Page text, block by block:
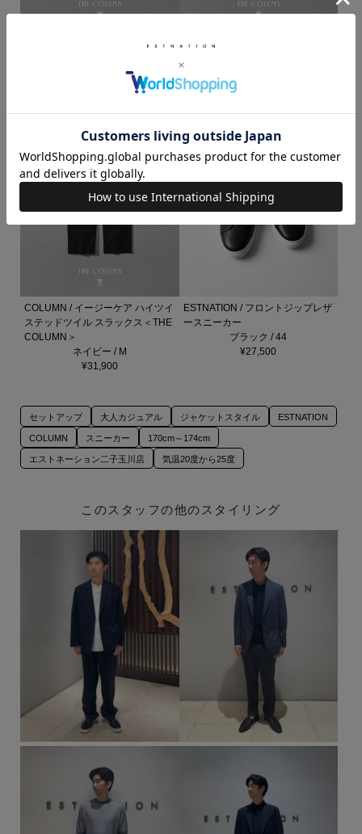
COLUMN＞
ネイビー / M
COLUMN / イージーケア ハイツイ
ステッドツイル スラックス＜THE
COLUMN＞
ネイビー / M
¥31,900
ESTNATION / フロントジップレザ
ースニーカー
ブラック / 44
¥27,500
セットアップ 大人カジュアル ジャケットスタイル ESTNATION
COLUMN スニーカー 170cm～174cm
エストネーション二子玉川店 気温20度から25度
このスタッフの他のスタイリング